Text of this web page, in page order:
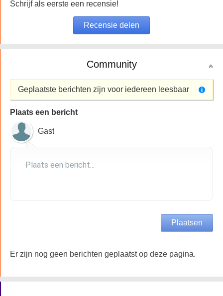
Schrijf als eerste een recensie!
Community
Geplaatste berichten zijn voor iedereen leesbaar
Plaats een bericht
Gast
Er zijn nog geen berichten geplaatst op deze pagina.